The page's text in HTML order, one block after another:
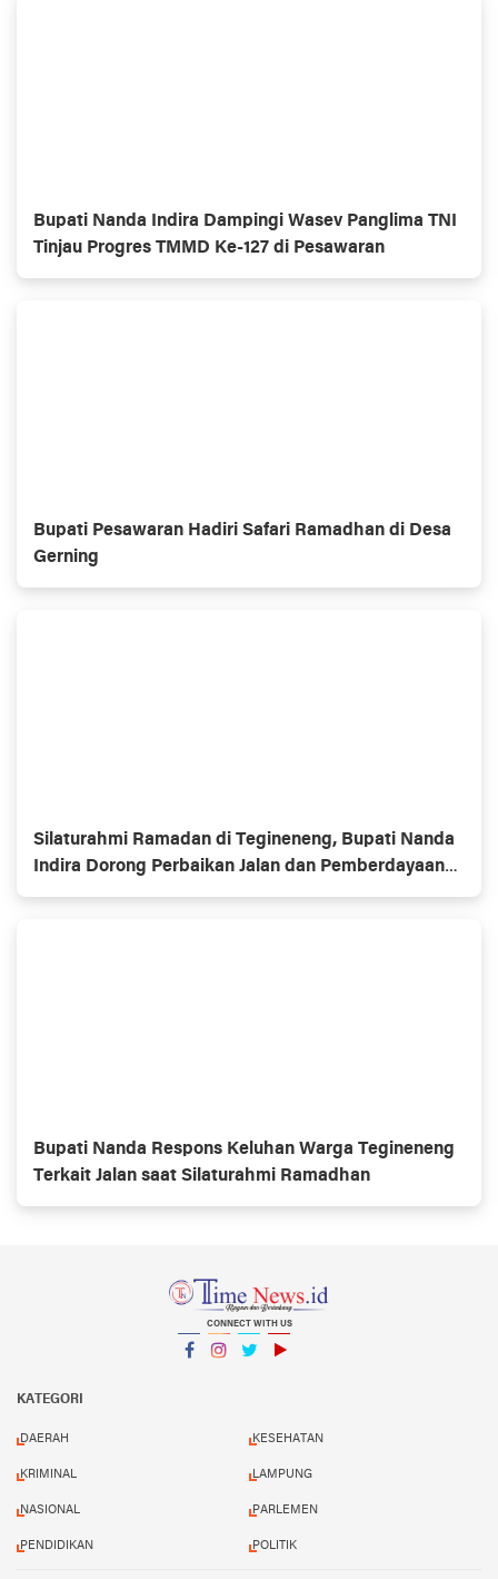
Bupati Nanda Indira Dampingi Wasev Panglima TNI
Tinjau Progres TMMD Ke-127 di Pesawaran
Bupati Pesawaran Hadiri Safari Ramadhan di Desa
Gerning
Silaturahmi Ramadan di Tegineneng, Bupati Nanda
Indira Dorong Perbaikan Jalan dan Pemberdayaan
UMKM
Bupati Nanda Respons Keluhan Warga Tegineneng
Terkait Jalan saat Silaturahmi Ramadhan
CONNECT WITH US
KATEGORI
DAERAH KESEHATAN
KRIMINAL LAMPUNG
NASIONAL PARLEMEN
PENDIDIKAN POLITIK